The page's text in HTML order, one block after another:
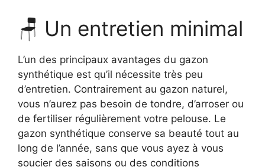
🪑 Un entretien minimal
L’un des principaux avantages du gazon
synthétique est qu’il nécessite très peu
d’entretien. Contrairement au gazon naturel,
vous n’aurez pas besoin de tondre, d’arroser ou
de fertiliser régulièrement votre pelouse. Le
gazon synthétique conserve sa beauté tout au
long de l’année, sans que vous ayez à vous
soucier des saisons ou des conditions